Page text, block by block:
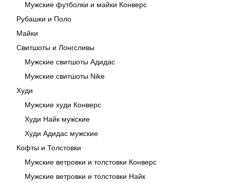
Мужские футболки и майки Конверс
Рубашки и Поло
Майки
Свитшоты и Лонгсливы
Мужские свитшоты Адидас
Мужские свитшоты Nike
Худи
Мужские худи Конверс
Худи Найк мужские
Худи Адидас мужские
Кофты и Толстовки
Мужские ветровки и толстовки Конверс
Мужские ветровки и толстовки Найк